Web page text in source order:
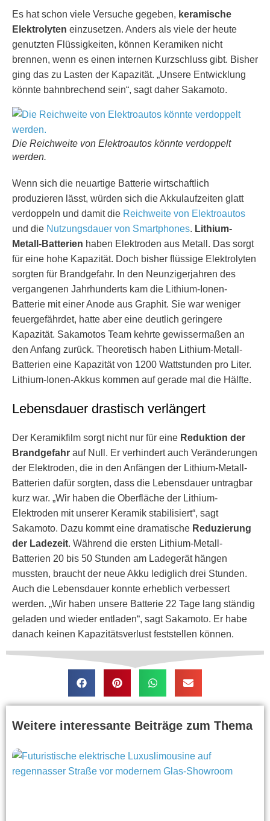
Es hat schon viele Versuche gegeben, keramische
Elektrolyten einzusetzen. Anders als viele der heute
genutzten Flüssigkeiten, können Keramiken nicht
brennen, wenn es einen internen Kurzschluss gibt. Bisher
ging das zu Lasten der Kapazität. „Unsere Entwicklung
könnte bahnbrechend sein“, sagt daher Sakamoto.
Die Reichweite von Elektroautos könnte verdoppelt
werden.
Wenn sich die neuartige Batterie wirtschaftlich
produzieren lässt, würden sich die Akkulaufzeiten glatt
verdoppeln und damit die Reichweite von Elektroautos
und die Nutzungsdauer von Smartphones. Lithium-
Metall-Batterien haben Elektroden aus Metall. Das sorgt
für eine hohe Kapazität. Doch bisher flüssige Elektrolyten
sorgten für Brandgefahr. In den Neunzigerjahren des
vergangenen Jahrhunderts kam die Lithium-Ionen-
Batterie mit einer Anode aus Graphit. Sie war weniger
feuergefährdet, hatte aber eine deutlich geringere
Kapazität. Sakamotos Team kehrte gewissermaßen an
den Anfang zurück. Theoretisch haben Lithium-Metall-
Batterien eine Kapazität von 1200 Wattstunden pro Liter.
Lithium-Ionen-Akkus kommen auf gerade mal die Hälfte.
Lebensdauer drastisch verlängert
Der Keramikfilm sorgt nicht nur für eine Reduktion der
Brandgefahr auf Null. Er verhindert auch Veränderungen
der Elektroden, die in den Anfängen der Lithium-Metall-
Batterien dafür sorgten, dass die Lebensdauer untragbar
kurz war. „Wir haben die Oberfläche der Lithium-
Elektroden mit unserer Keramik stabilisiert“, sagt
Sakamoto. Dazu kommt eine dramatische Reduzierung
der Ladezeit. Während die ersten Lithium-Metall-
Batterien 20 bis 50 Stunden am Ladegerät hängen
mussten, braucht der neue Akku lediglich drei Stunden.
Auch die Lebensdauer konnte erheblich verbessert
werden. „Wir haben unsere Batterie 22 Tage lang ständig
geladen und wieder entladen“, sagt Sakamoto. Er habe
danach keinen Kapazitätsverlust feststellen können.
Weitere interessante Beiträge zum Thema